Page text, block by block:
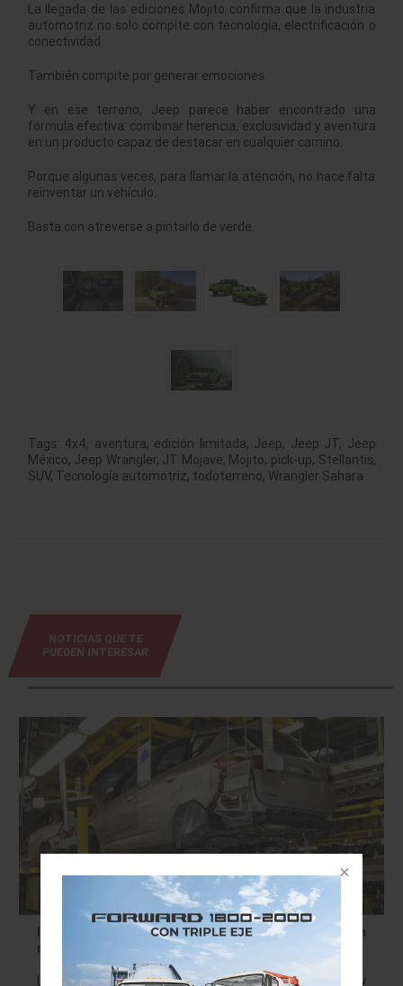
La llegada de las ediciones Mojito confirma que la industria
automotriz no solo compite con tecnología, electrificación o
conectividad.
También compite por generar emociones.
Y en ese terreno, Jeep parece haber encontrado una
fórmula efectiva: combinar herencia, exclusividad y aventura
en un producto capaz de destacar en cualquier camino.
Porque algunas veces, para llamar la atención, no hace falta
reinventar un vehículo.
Basta con atreverse a pintarlo de verde.
Tags: 4x4, aventura, edición limitada, Jeep, Jeep JT, Jeep
México, Jeep Wrangler, JT Mojave, Mojito, pick-up, Stellantis,
SUV, Tecnología automotriz, todoterreno, Wrangler Sahara
NOTICIAS QUE TE
PUEDEN INTERESAR
Industrias automotrices de Norteamérica esperan
respuesta de EU sobre TLCAN
Las industrias automotrices de México, Estados Unidos y